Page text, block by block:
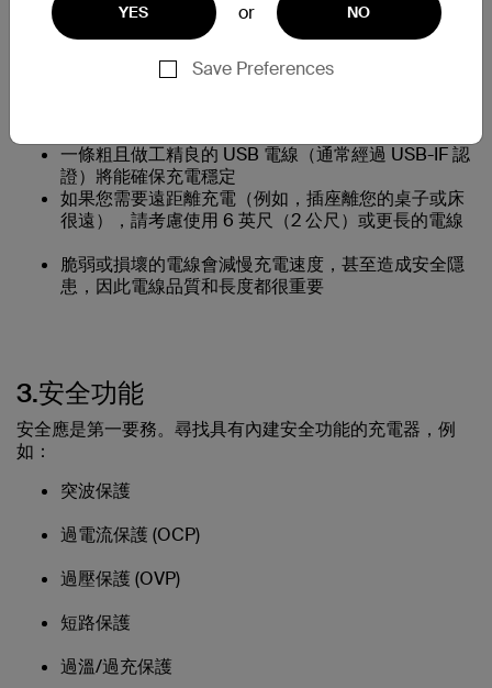
更長的電線讓您在手機插入電源時可以更靈活地使用
手機，或連接更遠的插座
一條粗且做工精良的 USB 電線（通常經過 USB-IF 認
證）將能確保充電穩定
如果您需要遠距離充電（例如，插座離您的桌子或床
很遠），請考慮使用 6 英尺（2 公尺）或更長的電線
脆弱或損壞的電線會減慢充電速度，甚至造成安全隱
患，因此電線品質和長度都很重要
3.安全功能
安全應是第一要務。尋找具有內建安全功能的充電器，例
如：
突波保護
過電流保護 (OCP)
過壓保護 (OVP)
短路保護
過溫/過充保護
YES or NO
Save Preferences